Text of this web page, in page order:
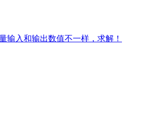
输入和输出数值不一样，求解！